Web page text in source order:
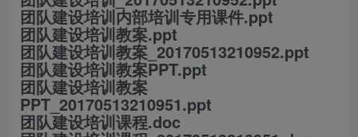
团队建设培训内部培训专用课件.ppt
团队建设培训教案.ppt
团队建设培训教案_20170513210952.ppt
团队建设培训教案PPT.ppt
团队建设培训教案
PPT_20170513210951.ppt
团队建设培训课程.doc